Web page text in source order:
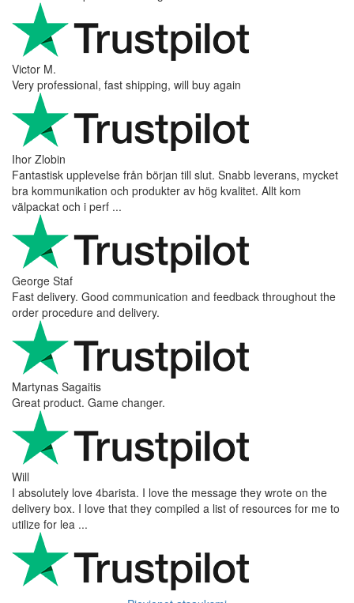
Victor M.
Very professional, fast shipping, will buy again
Ihor Zlobin
Fantastisk upplevelse från början till slut. Snabb leverans, mycket
bra kommunikation och produkter av hög kvalitet. Allt kom
välpackat och i perf ...
George Staf
Fast delivery. Good communication and feedback throughout the
order procedure and delivery.
Martynas Sagaitis
Great product. Game changer.
Will
I absolutely love 4barista. I love the message they wrote on the
delivery box. I love that they compiled a list of resources for me to
utilize for lea ...